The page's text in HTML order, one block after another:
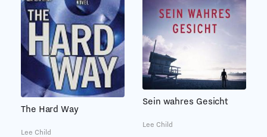
The Hard Way
Lee Child
Sein wahres Gesicht
Lee Child